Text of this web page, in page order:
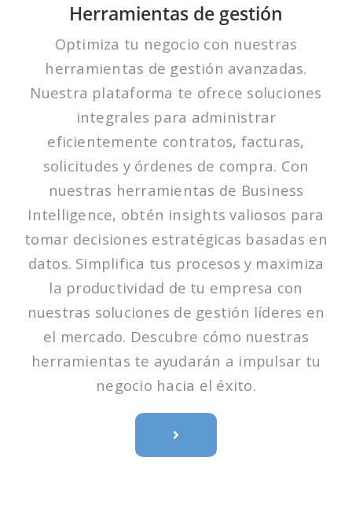
Herramientas de gestión
Optimiza tu negocio con nuestras
herramientas de gestión avanzadas.
Nuestra plataforma te ofrece soluciones
integrales para administrar
eficientemente contratos, facturas,
solicitudes y órdenes de compra. Con
nuestras herramientas de Business
Intelligence, obtén insights valiosos para
tomar decisiones estratégicas basadas en
datos. Simplifica tus procesos y maximiza
la productividad de tu empresa con
nuestras soluciones de gestión líderes en
el mercado. Descubre cómo nuestras
herramientas te ayudarán a impulsar tu
negocio hacia el éxito.